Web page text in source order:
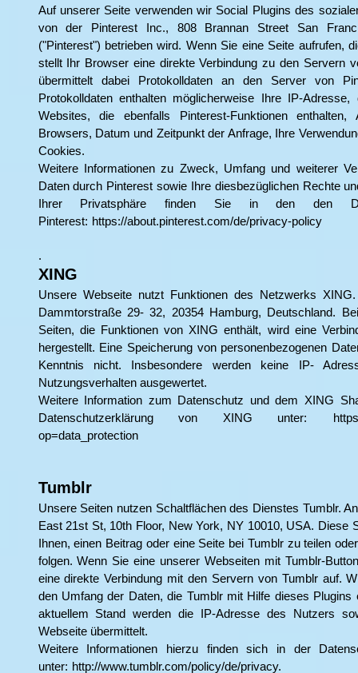
Auf unserer Seite verwenden wir Social Plugins des
von der Pinterest Inc., 808 Brannan Street San
("Pinterest") betrieben wird. Wenn Sie eine Seite aufrufen,
stellt Ihr Browser eine direkte Verbindung zu den Servern
übermittelt dabei Protokolldaten an den Server von
Protokolldaten enthalten möglicherweise Ihre IP-
Websites, die ebenfalls Pinterest-Funktionen
Browsers, Datum und Zeitpunkt der Anfrage, Ihre
Cookies.
Weitere Informationen zu Zweck, Umfang und weiterer
Daten durch Pinterest sowie Ihre diesbezüglichen Rechte
Ihrer Privatsphäre finden Sie in den den
Pinterest: https://about.pinterest.com/de/privacy-policy
.
XING
Unsere Webseite nutzt Funktionen des Netzwerks
Dammtorstraße 29- 32, 20354 Hamburg, Deutschland.
Seiten, die Funktionen von XING enthält, wird eine
hergestellt. Eine Speicherung von personenbezogenen
Kenntnis nicht. Insbesondere werden keine IP-
Nutzungsverhalten ausgewertet.
Weitere Information zum Datenschutz und dem XING
Datenschutzerklärung von XING unter:
op=data_protection
Tumblr
Unsere Seiten nutzen Schaltflächen des Dienstes Tumblr.
East 21st St, 10th Floor, New York, NY 10010, USA. Diese
Ihnen, einen Beitrag oder eine Seite bei Tumblr zu teilen
folgen. Wenn Sie eine unserer Webseiten mit Tumblr-
eine direkte Verbindung mit den Servern von Tumblr auf.
den Umfang der Daten, die Tumblr mit Hilfe dieses Plugins
aktuellem Stand werden die IP-Adresse des Nutzers
Webseite übermittelt.
Weitere Informationen hierzu finden sich in der
unter: http://www.tumblr.com/policy/de/privacy.